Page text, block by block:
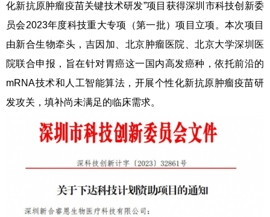
化新抗原肿瘤疫苗关键技术研发”项目获得深圳市科技创新委
员会2023年度科技重大专项（第一批）项目立项。本次项目
由新合生物牵头，吉因加、北京肿瘤医院、北京大学深圳医
院联合申报，旨在针对胃癌这一国内高发癌种，依托前沿的
mRNA技术和人工智能算法，开展个性化新抗原肿瘤疫苗研
发攻关，填补尚未满足的临床需求。